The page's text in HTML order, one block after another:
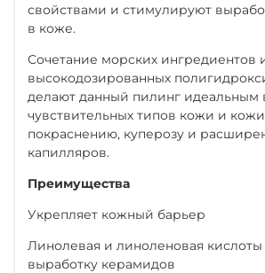
свойствами и стимулируют
в коже.
Сочетание морских ингредиентов
высокодозированных
делают данный пилинг идеальным
чувствительных типов кожи и
покраснению, куперозу и
капилляров.⠀
Преимущества
Укрепляет кожный барьер ⠀
Линолевая и линоленовая
выработку керамидов